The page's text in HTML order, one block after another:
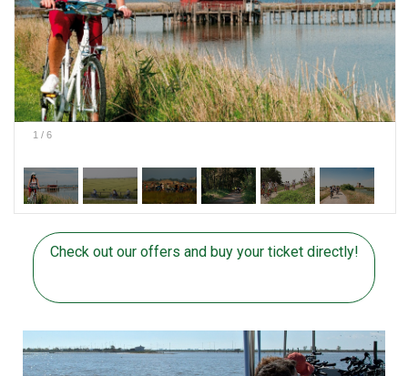
1 / 6
Check out our offers and buy your ticket directly!